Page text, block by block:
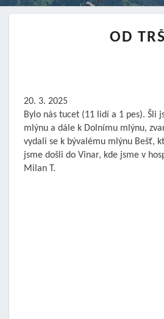
OD
20. 3. 2025
Bylo nás tucet (11 lidí a 1 pes). Šli
mlýnu a dále k Dolnímu mlýnu,
vydali se k bývalému mlýnu Bešť,
jsme došli do Vinar, kde jsme v
Milan T.